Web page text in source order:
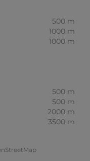
500 m
1000 m
1000 m
500 m
500 m
2000 m
3500 m